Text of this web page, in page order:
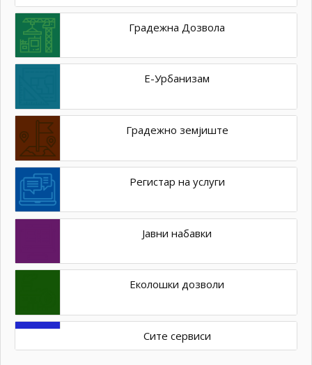
Градежна Дозвола
Е-Урбанизам
Градежно земјиште
Регистар на услуги
Јавни набавки
Еколошки дозволи
Сите сервиси